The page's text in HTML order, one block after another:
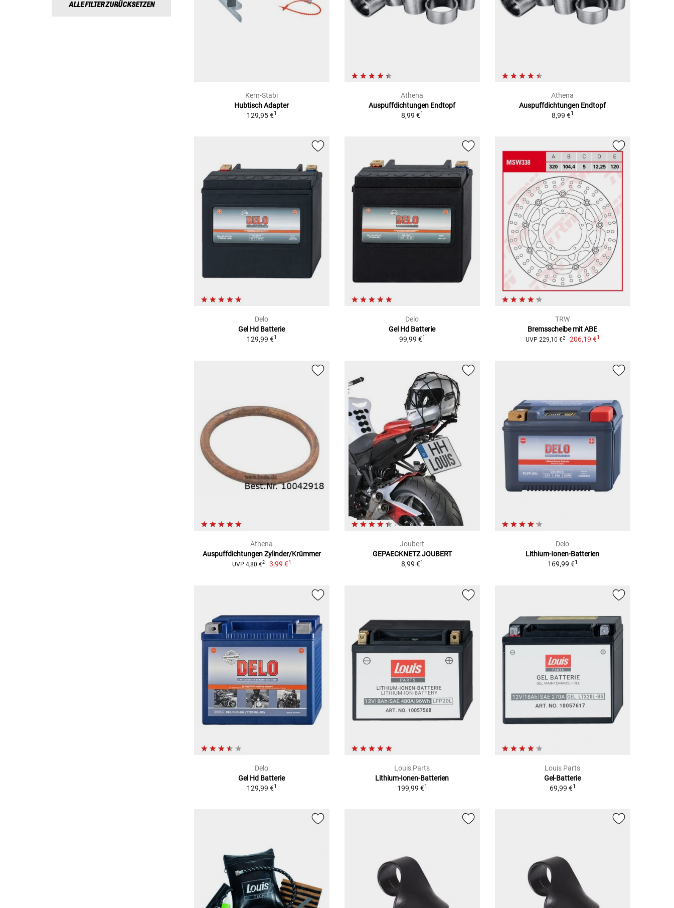
ALLE FILTER ZURÜCKSETZEN
Kern-Stabi
Hubtisch Adapter
129,95 €1
Athena
Auspuffdichtungen Endtopf
8,99 €1
Athena
Auspuffdichtungen Endtopf
8,99 €1
Delo
Gel Hd Batterie
129,99 €1
Delo
Gel Hd Batterie
99,99 €1
TRW
Bremsscheibe mit ABE
UVP 229,10 €2 206,19 €1
Athena
Auspuffdichtungen Zylinder/Krümmer
UVP 4,80 €2 3,99 €1
Joubert
GEPAECKNETZ JOUBERT
8,99 €1
Delo
Lithium-Ionen-Batterien
169,99 €1
Delo
Gel Hd Batterie
129,99 €1
Louis Parts
Lithium-Ionen-Batterien
199,99 €1
Louis Parts
Gel-Batterie
69,99 €1